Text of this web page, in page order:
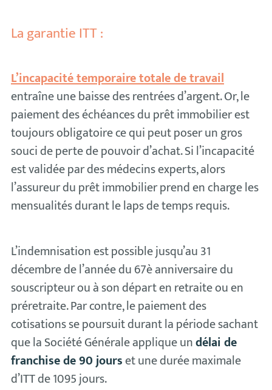
La garantie ITT :
L’incapacité temporaire totale de travail
entraîne une baisse des rentrées d’argent. Or, le
paiement des échéances du prêt immobilier est
toujours obligatoire ce qui peut poser un gros
souci de perte de pouvoir d’achat. Si l’incapacité
est validée par des médecins experts, alors
l’assureur du prêt immobilier prend en charge les
mensualités durant le laps de temps requis.
L’indemnisation est possible jusqu’au 31
décembre de l’année du 67è anniversaire du
souscripteur ou à son départ en retraite ou en
préretraite. Par contre, le paiement des
cotisations se poursuit durant la période sachant
que la Société Générale applique undélai de
franchise de 90 jourset une durée maximale
d’ITT de 1095 jours.